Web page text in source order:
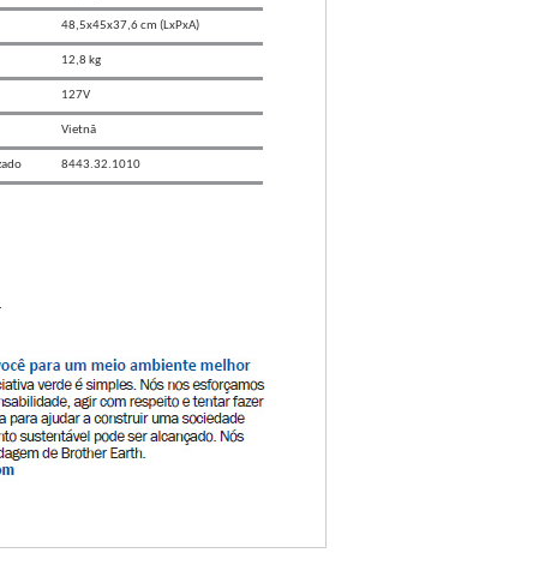
48,5x45x37,6 cm (LxPxA)
12,8 kg
127V
Vietnã
8443.32.1010